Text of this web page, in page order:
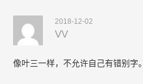
2018-12-02
VV
像叶三一样，不允许自己有错别字。